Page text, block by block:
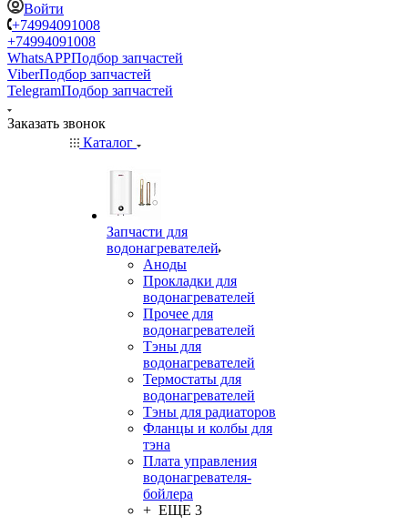
Войти
+74994091008
+74994091008
WhatsAPPПодбор запчастей
ViberПодбор запчастей
TelegramПодбор запчастей
Заказать звонок
Каталог
Запчасти для
водонагревателей
Аноды
Прокладки для
водонагревателей
Прочее для
водонагревателей
Тэны для
водонагревателей
Термостаты для
водонагревателей
Тэны для радиаторов
Фланцы и колбы для
тэна
Плата управления
водонагревателя-
бойлера
+ ЕЩЕ 3